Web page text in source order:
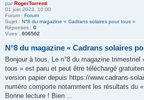
par RogerTorrenti
01 juin 2023, 10:00
Forum : Forum
Sujet : N°8 du magazine « Cadrans solaires pour tous »
Réponses : 0
Vues : 606562
N°8 du magazine « Cadrans solaires
Bonjour à tous, Le n°8 du magazine trimestriel
tous » est paru et peut être téléchargé
version papier depuis https://www.cadrans-
numéro comporte notamment les résultats du
Bonne lecture ! Bien ...